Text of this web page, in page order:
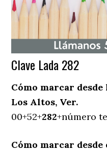
Clave Lada 282
Cómo marcar desde
Los Altos, Ver.
00+52+282+número
Cómo marcar